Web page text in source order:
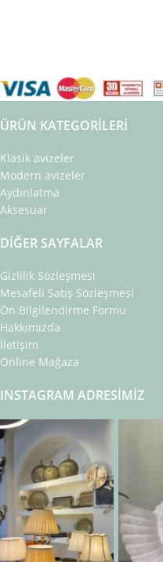
ÜRÜN KATEGORILERI
Klasik avizeler
Modern avizeler
Aydınlatma
Aksesuar
DIĞER SAYFALAR
Gizlilik Sözleşmesi
Mesafeli Satış Sözleşmesi
Ön Bilgilendirme Formu
Hakkımızda
İletişim
Online Mağaza
INSTAGRAM ADRESIMIZ